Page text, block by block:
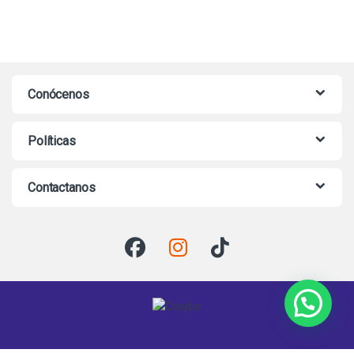
Conócenos
Políticas
Contactanos